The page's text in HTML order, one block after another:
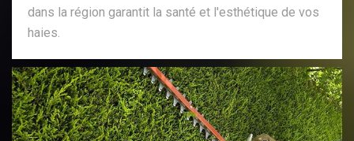
dans la région garantit la santé et l'esthétique de vos
haies.